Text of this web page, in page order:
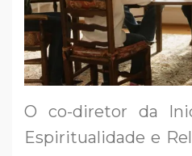
O co-diretor da
Espiritualidade e